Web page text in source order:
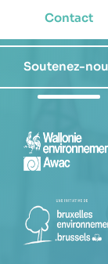
Contact
Soutenez-